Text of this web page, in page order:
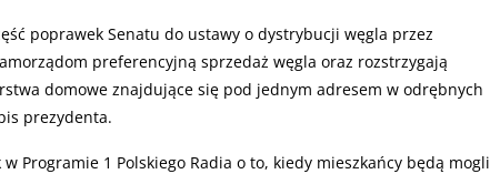
poprawek Senatu do ustawy o dystrybucji węgla przez
preferencyjną sprzedaż węgla oraz rozstrzygają
domowe znajdujące się pod jednym adresem w odrębnych
prezydenta.
Programie 1 Polskiego Radia o to, kiedy mieszkańcy będą mogli